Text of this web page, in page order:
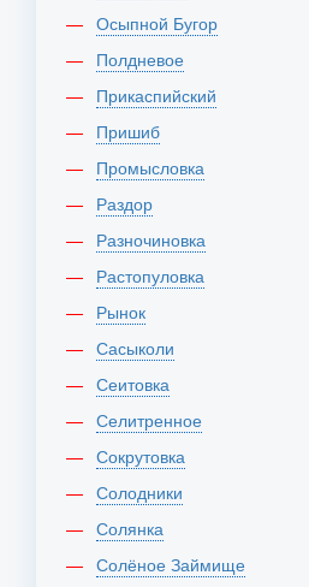
Осыпной Бугор
Полдневое
Прикаспийский
Пришиб
Промысловка
Раздор
Разночиновка
Растопуловка
Рынок
Сасыколи
Сеитовка
Селитренное
Сокрутовка
Солодники
Солянка
Солёное Займище